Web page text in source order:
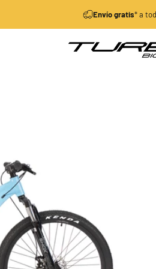
Envío gratis* a
Turbo Bicycles